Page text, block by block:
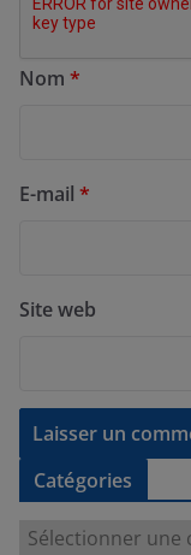
Nom *
E-mail *
Site web
Catégories